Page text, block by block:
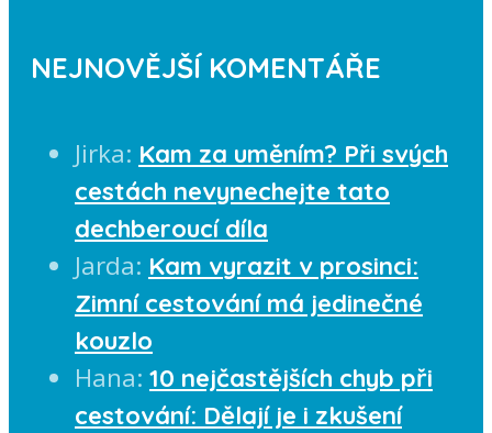
NEJNOVĚJŠÍ KOMENTÁŘE
Jirka: Kam za uměním? Při svých
cestách nevynechejte tato
dechberoucí díla
Jarda: Kam vyrazit v prosinci:
Zimní cestování má jedinečné
kouzlo
Hana: 10 nejčastějších chyb při
cestování: Dělají je i zkušení